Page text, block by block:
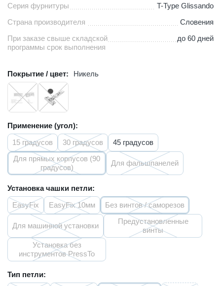
Серия фурнитуры
T-Type Glissando
Страна производителя
Словения
При заказе свыше складской
программы срок выполнения
до 60 дней
Покрытие / цвет: Никель
Применение (угол):
15 градусов
30 градусов
45 градусов
Для прямых корпусов (90
градусов)
Для фальшпанелей
Установка чашки петли:
EasyFix
EasyFix 10мм Без винтов / саморезов
Для машинной установки
Предустановленные
винты
Установка без
инструментов PressTo
Тип петли: